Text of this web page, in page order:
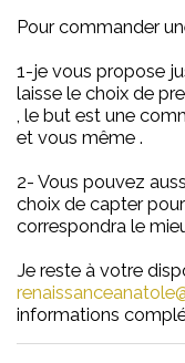
Pour commander
1-je vous propose
laisse le choix de
, le but est une
et vous même .
2- Vous pouvez
choix de capter
correspondra le
Je reste à votre
informations